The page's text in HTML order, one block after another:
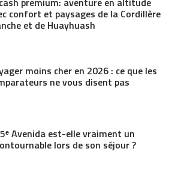
confort et paysages de la Cordillère
et de Huayhuash
moins cher en 2026 : ce que les
ne vous disent pas
Avenida est-elle vraiment un
lors de son séjour ?